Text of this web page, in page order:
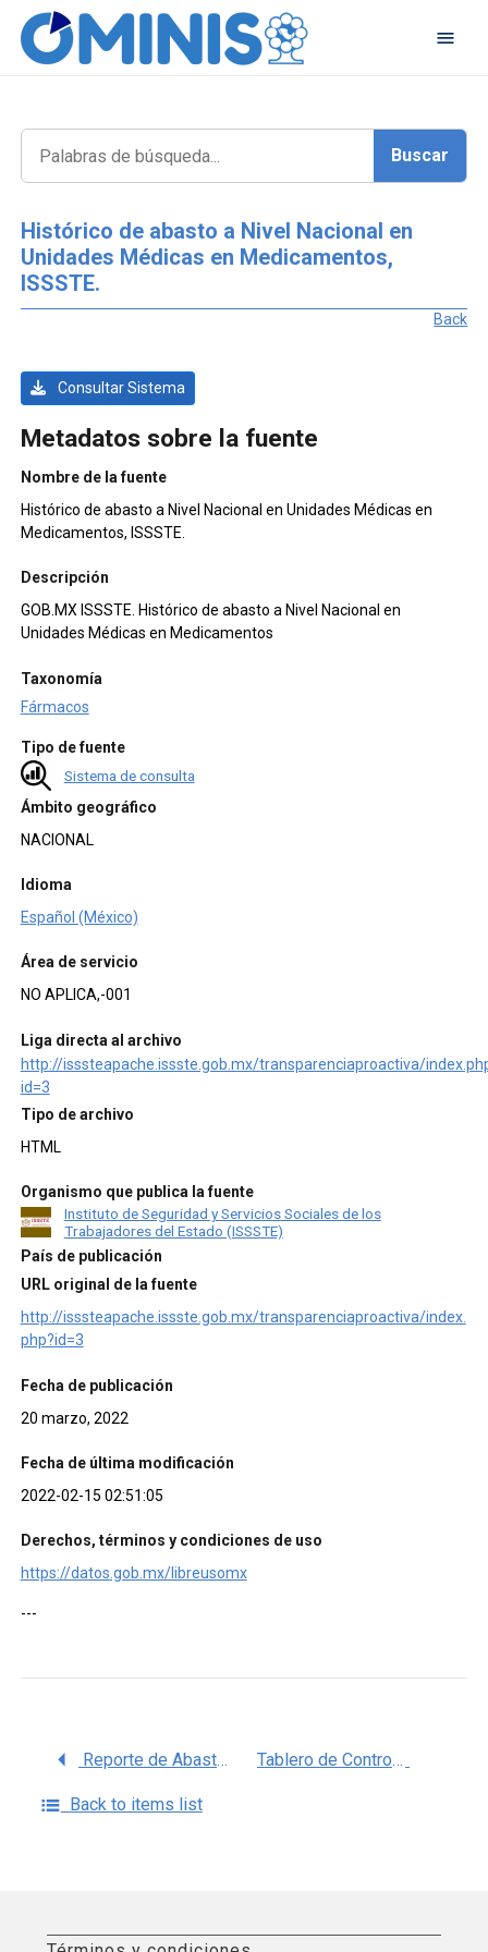
Histórico de abasto a Nivel Nacional en
Unidades Médicas en Medicamentos,
ISSSTE.
Back
Consultar Sistema
Metadatos sobre la fuente
Nombre de la fuente
Histórico de abasto a Nivel Nacional en Unidades Médicas en
Medicamentos, ISSSTE.
Descripción
GOB.MX ISSSTE. Histórico de abasto a Nivel Nacional en
Unidades Médicas en Medicamentos
Taxonomía
Fármacos
Tipo de fuente
Sistema de consulta
Ámbito geográfico
NACIONAL
Idioma
Español (México)
Área de servicio
NO APLICA,-001
Liga directa al archivo
http://isssteapache.issste.gob.mx/transparenciaproactiva/
id=3
Tipo de archivo
HTML
Organismo que publica la fuente
Instituto de Seguridad y Servicios Sociales de los
Trabajadores del Estado (ISSSTE)
País de publicación
URL original de la fuente
http://isssteapache.issste.gob.mx/transparenciaproactiva/index.
php?id=3
Fecha de publicación
20 marzo, 2022
Fecha de última modificación
2022-02-15 02:51:05
Derechos, términos y condiciones de uso
https://datos.gob.mx/libreusomx
---
Reporte de Abasto por Unidad Médica de Medicamentos, ISSSTE Tablero de Control de Abasto de Insumos para la Salud, ISSSTE
Back to items list